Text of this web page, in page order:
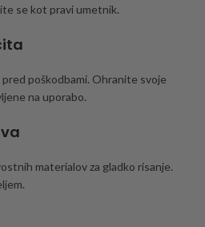
se kot pravi umetnik.
poškodbami. Ohranite svoje
na uporabo.
materialov za gladko risanje.